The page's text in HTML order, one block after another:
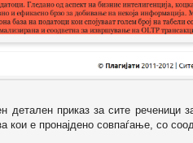
детален приказ за сите реченици
кои е пронајдено совпаѓање, со